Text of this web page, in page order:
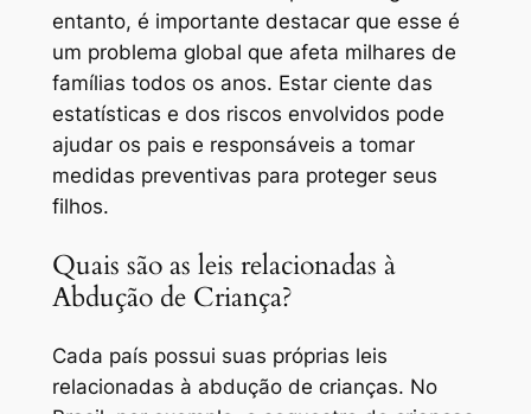
entanto, é importante destacar que esse é
um problema global que afeta milhares de
famílias todos os anos. Estar ciente das
estatísticas e dos riscos envolvidos pode
ajudar os pais e responsáveis a tomar
medidas preventivas para proteger seus
filhos.
Quais são as leis relacionadas à
Abdução de Criança?
Cada país possui suas próprias leis
relacionadas à abdução de crianças. No